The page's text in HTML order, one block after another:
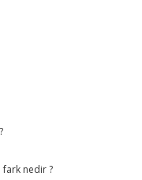
fark nedir ?